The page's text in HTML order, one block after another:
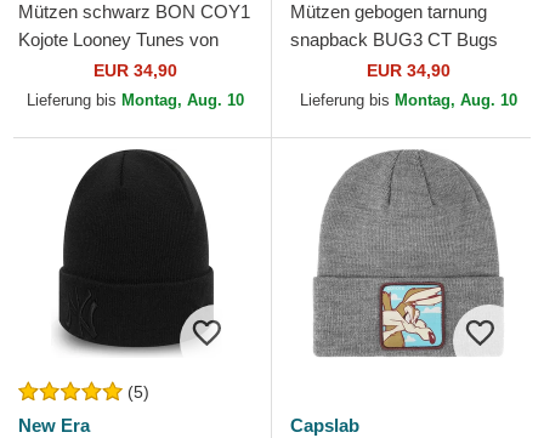
Mützen schwarz BON COY1
Kojote Looney Tunes von
EUR 34,90
Lieferung bis Montag, Aug. 10
Mützen gebogen tarnung
snapback BUG3 CT Bugs
Bunny Looney Tunes von
Capslab
EUR 34,90
Lieferung bis Montag, Aug. 10
(5)
New Era
Capslab